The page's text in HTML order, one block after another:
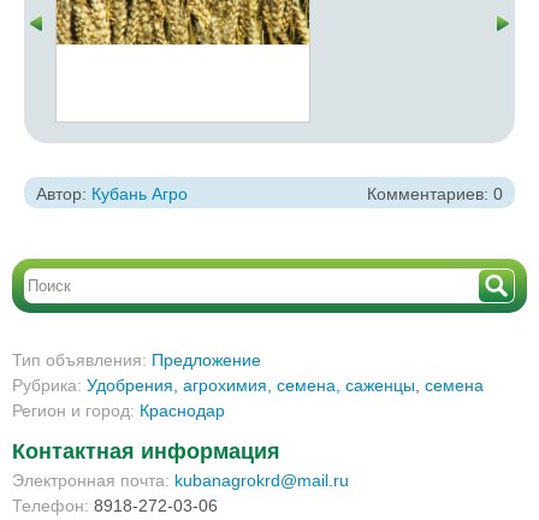
Автор: Кубань Агро Комментариев: 0
Тип объявления: Предложение
Рубрика: Удобрения, агрохимия, семена, саженцы семена
Регион и город: Краснодар
Контактная информация
Электронная почта: kubanagrokrd@mail.ru
Телефон: 8918-272-03-06